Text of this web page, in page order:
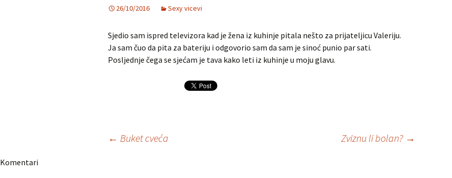
26/10/2016 Sexy vicevi
Sjedio sam ispred televizora kad je žena iz kuhinje pitala nešto za prijateljicu Valeriju.
Ja sam čuo da pita za bateriju i odgovorio sam da sam je sinoć punio par sati.
Posljednje čega se sjećam je tava kako leti iz kuhinje u moju glavu.
Navigacija
← Buket cveća Zviznu li bolan? →
Komentari